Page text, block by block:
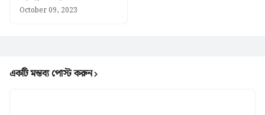
October 09, 2023
একটি মন্তব্য পোস্ট করুন